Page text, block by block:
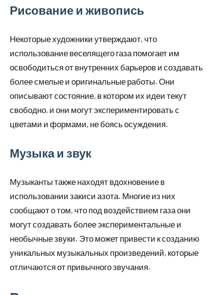
Рисование и живопись
Некоторые художники утверждают, что
использование веселящего газа помогает им
освободиться от внутренних барьеров и создавать
более смелые и оригинальные работы. Они
описывают состояние, в котором их идеи текут
свободно, и они могут экспериментировать с
цветами и формами, не боясь осуждения.
Музыка и звук
Музыканты также находят вдохновение в
использовании закиси азота. Многие из них
сообщают о том, что под воздействием газа они
могут создавать более экспериментальные и
необычные звуки. Это может привести к созданию
уникальных музыкальных произведений, которые
отличаются от привычного звучания.